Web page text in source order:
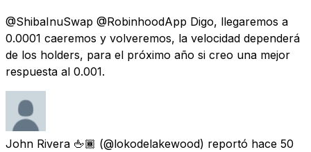
@ShibaInuSwap @RobinhoodApp Digo, llegaremos a
0.0001 caeremos y volveremos, la velocidad dependerá
de los holders, para el próximo año si creo una mejor
respuesta al 0.001.
John Rivera 🖕🏾 (@lokodelakewood) reportó hace 50